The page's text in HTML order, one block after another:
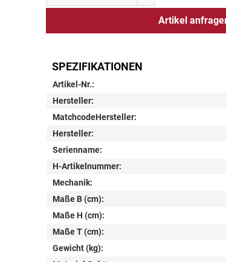
Artikel
SPEZIFIKATIONEN
Artikel-Nr.:
Hersteller:
MatchcodeHersteller:
Hersteller:
Serienname:
H-Artikelnummer:
Mechanik:
Maße B (cm):
Maße H (cm):
Maße T (cm):
Gewicht (kg):